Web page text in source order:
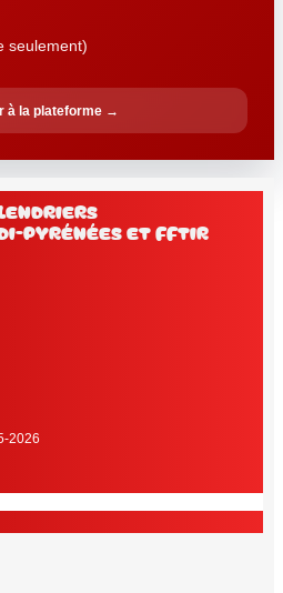
seulement)
à la plateforme →
Pyrénées et FFtir
2026